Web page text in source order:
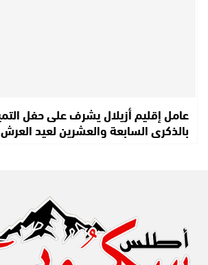
عامل إقليم أزيلال يشرف على حفل
بالذكرى السابعة والعشرين لعيد